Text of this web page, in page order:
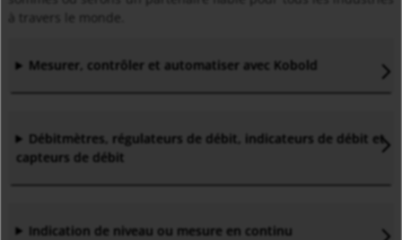
à travers le monde.
Mesurer, contrôler et automatiser avec Kobold
Débitmètres, régulateurs de débit, indicateurs de débit et
capteurs de débit
Indication de niveau ou mesure en continu